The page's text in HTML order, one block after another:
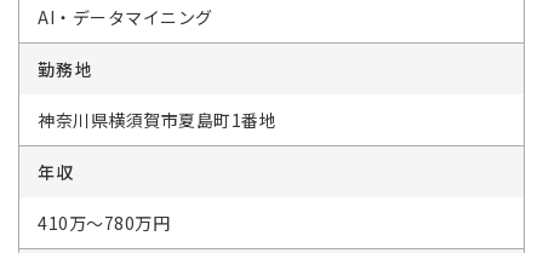
AI・データマイニング
勤務地
神奈川県横須賀市夏島町1番地
年収
410万～780万円